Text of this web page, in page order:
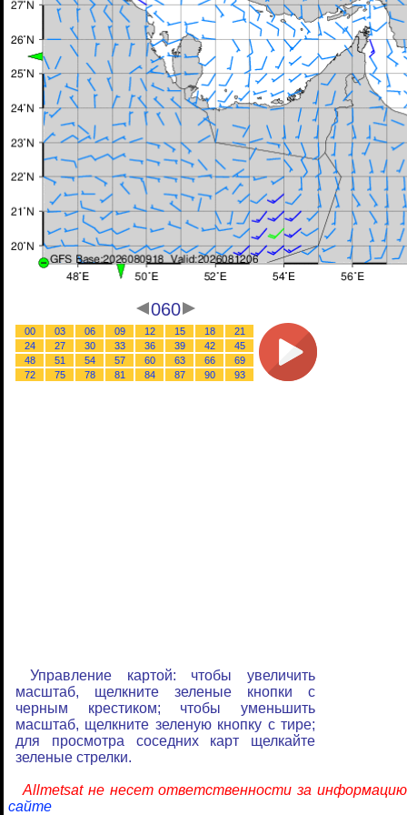
060
00 03 06 09 12 15 18
21
24
27 30 33 36 39 42
45
48
51 54 57 60 63 66
69
72
75 78 81 84 87 90 93
Управление картой: чтобы увеличить
масштаб, щелкните зеленые кнопки с
черным крестиком; чтобы уменьшить
масштаб, щелкните зеленую кнопку с тире;
для просмотра соседних карт щелкайте
зеленые стрелки.
Allmetsat не несет ответственности за
сайте